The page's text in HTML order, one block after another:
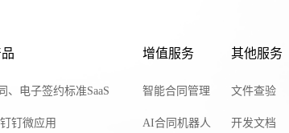
、电子签约标准SaaS
钉微应用
增值服务
智能合同管理
AI合同机器人
其他服务
文件查验
开发文档